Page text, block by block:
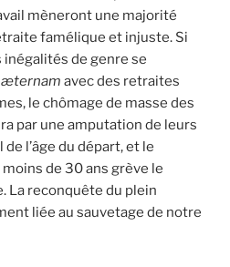
mèneront une majorité
famélique et injuste. Si
inégalités de genre se
æternam avec des retraites
le chômage de masse des
par une amputation de leurs
l’âge du départ, et le
de 30 ans grève le
La reconquête du plein
liée au sauvetage de notre